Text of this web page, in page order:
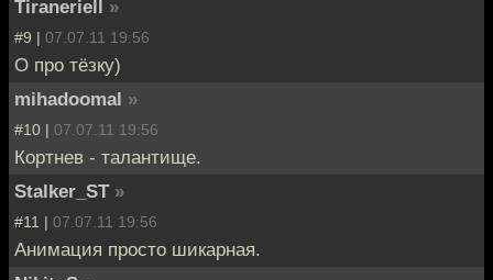
Tiraneriell »
#9 | 07.07.11 19:56
О про тёзку)
mihadoomal »
#10 | 07.07.11 19:56
Кортнев - талантище.
Stalker_ST »
#11 | 07.07.11 19:56
Анимация просто шикарная.